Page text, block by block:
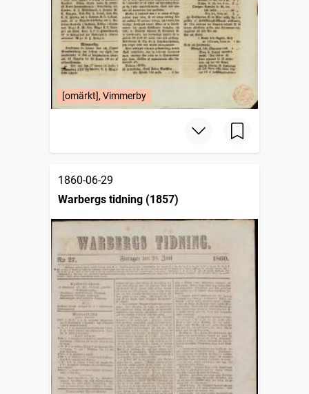
[omärkt], Vimmerby
1860-06-29
Warbergs tidning (1857)